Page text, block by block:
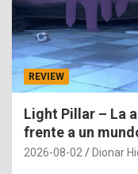
REVIEW
Light Pillar – La
frente a un
2026-08-02 Dionar